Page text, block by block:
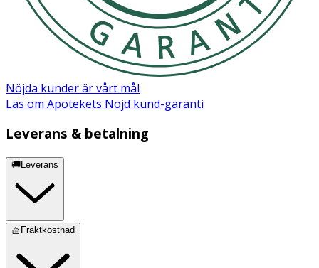
Nöjda kunder är vårt mål
Läs om Apotekets Nöjd kund-garanti
Leverans & betalning
🚚Leverans
🧺Fraktkostnad